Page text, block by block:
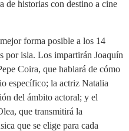
de historias con destino a cine
forma posible a los 14
por isla. Los impartirán Joaquín
Coira, que hablará de cómo
específico; la actriz Natalia
del ámbito actoral; y el
que transmitirá la
que se elige para cada